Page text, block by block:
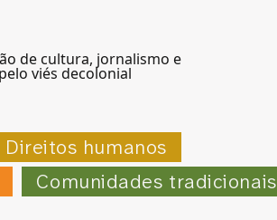
de cultura, jornalismo e
viés decolonial
Direitos humanos
Comunidades tradicionais